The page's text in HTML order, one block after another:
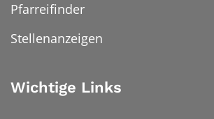
Pfarreifinder
Stellenanzeigen
Wichtige Links